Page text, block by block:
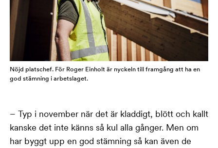
Nöjd platschef. För Roger Einholt är nyckeln till framgång att ha en
god stämning i arbetslaget.
– Typ i november när det är kladdigt, blött och kallt
kanske det inte känns så kul alla gånger. Men om
har byggt upp en god stämning så kan även de